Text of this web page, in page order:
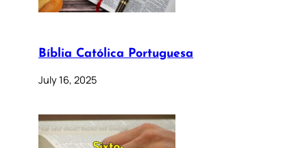
Bíblia Católica Portuguesa
July 16, 2025